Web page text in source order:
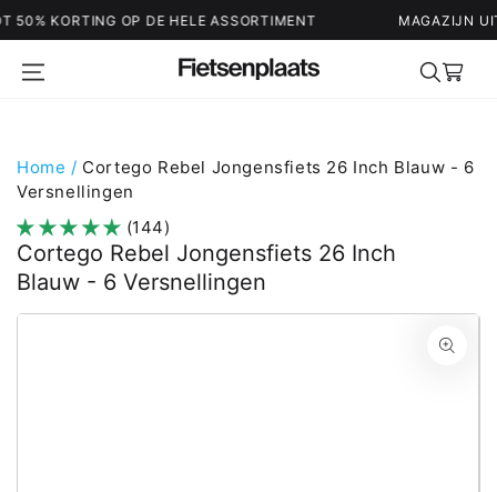
OP DE HELE ASSORTIMENT MAGAZIJN UITVERKOOP -
Home / Cortego Rebel Jongensfiets 26 Inch Blauw - 6
Versnellingen
(144)
Cortego Rebel Jongensfiets 26 Inch
Blauw - 6 Versnellingen